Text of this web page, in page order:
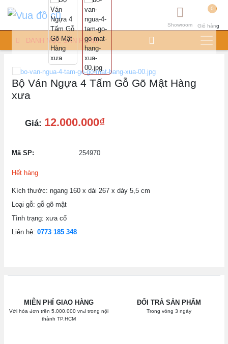
0
Giỏ hàng
Showroom
DANH MỤC SẢN PHẨM
Bộ Ván Ngựa 4 Tấm Gỗ Gõ Mật Hàng
xưa
Giá: 12.000.000₫
Mã SP: 254970
Hết hàng
Kích thước: ngang 160 x dài 267 x dày 5,5 cm
Loại gỗ: gỗ gõ mật
Tình trạng: xưa cổ
Liên hệ: 0773 185 348
MIỄN PHÍ GIAO HÀNG
Với hóa đơn trên 5.000.000 vnđ trong nội
thành TP.HCM
ĐỔI TRẢ SẢN PHẨM
Trong vòng 3 ngày